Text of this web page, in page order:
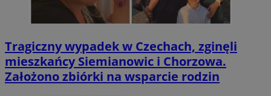
Tragiczny wypadek w Czechach, zginęli
mieszkańcy Siemianowic i Chorzowa.
Założono zbiórki na wsparcie rodzin